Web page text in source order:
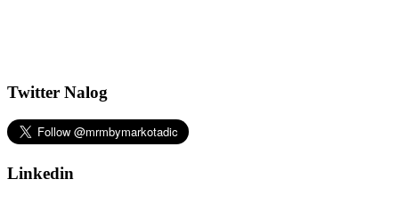
Twitter Nalog
Linkedin